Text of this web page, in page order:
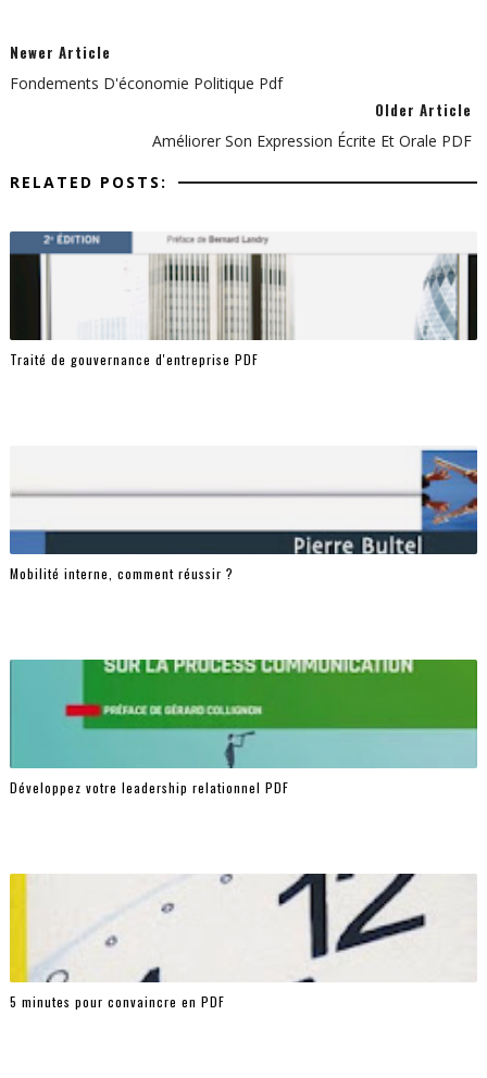
Newer Article
Fondements D'économie Politique Pdf
Older Article
Améliorer Son Expression Écrite Et Orale PDF
RELATED POSTS:
Traité de gouvernance d'entreprise PDF
Mobilité interne, comment réussir ?
Développez votre leadership relationnel PDF
5 minutes pour convaincre en PDF